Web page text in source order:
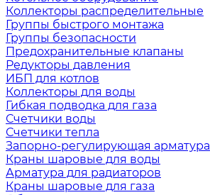
Коллекторы распределительные
Группы быстрого монтажа
Группы безопасности
Предохранительные клапаны
Редукторы давления
ИБП для котлов
Коллекторы для воды
Гибкая подводка для газа
Счетчики воды
Счетчики тепла
Запорно-регулирующая арматура
Краны шаровые для воды
Арматура для радиаторов
Краны шаровые для газа